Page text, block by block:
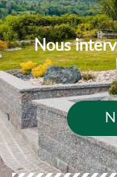
Nous